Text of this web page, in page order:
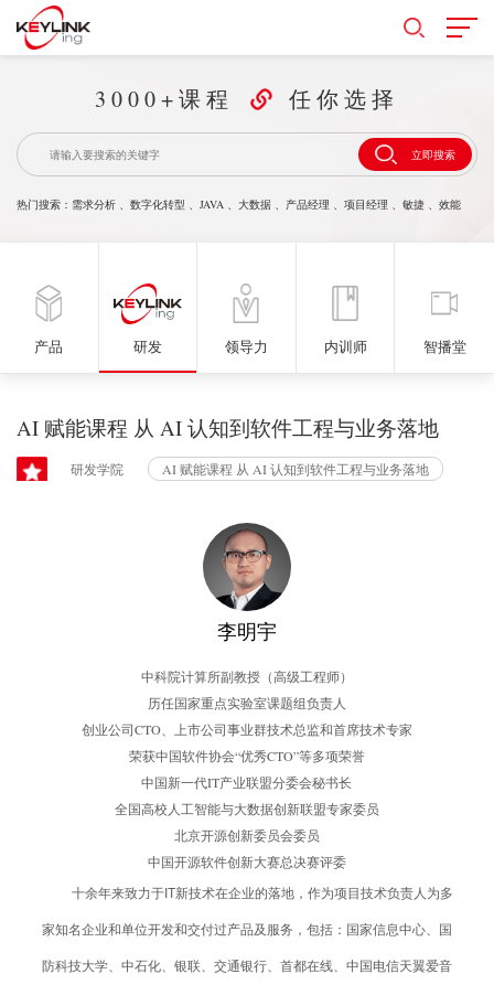
3000+课程 任你选择
立即搜索
热门搜索： 需求分析 、 数字化转型 、 JAVA 、 大数据 、 产品经理 、 项目经理 、 敏捷 、 效能
产品 研发 领导力 内训师 智播堂
AI 赋能课程 从 AI 认知到软件工程与业务落地
研发学院 AI 赋能课程 从 AI 认知到软件工程与业务落地
李明宇
中科院计算所副教授（高级工程师）
历任国家重点实验室课题组负责人
创业公司CTO、上市公司事业群技术总监和首席技术专家
荣获中国软件协会“优秀CTO”等多项荣誉
中国新一代IT产业联盟分委会秘书长
全国高校人工智能与大数据创新联盟专家委员
北京开源创新委员会委员
中国开源软件创新大赛总决赛评委
十余年来致力于IT新技术在企业的落地，作为项目技术负责人为多
家知名企业和单位开发和交付过产品及服务，包括：国家信息中心、国
防科技大学、中石化、银联、交通银行、首都在线、中国电信天翼爱音